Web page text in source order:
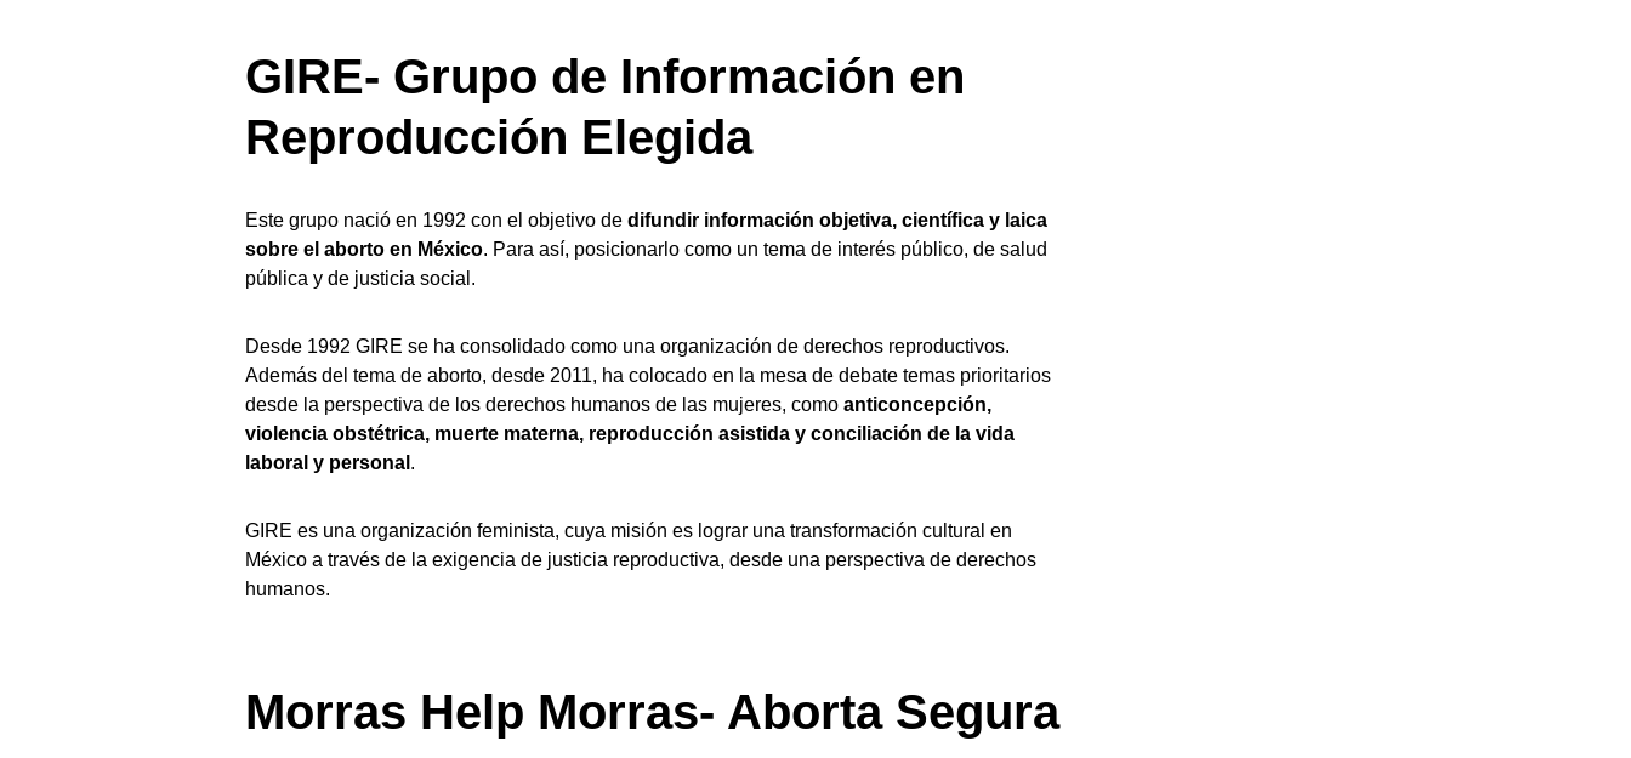
GIRE- Grupo de Información en
Reproducción Elegida
Este grupo nació en 1992 con el objetivo de difundir información objetiva, científica y laica
sobre el aborto en México. Para así, posicionarlo como un tema de interés público, de salud
pública y de justicia social.
Desde 1992 GIRE se ha consolidado como una organización de derechos reproductivos.
Además del tema de aborto, desde 2011, ha colocado en la mesa de debate temas prioritarios
desde la perspectiva de los derechos humanos de las mujeres, como anticoncepción,
violencia obstétrica, muerte materna, reproducción asistida y conciliación de la vida
laboral y personal .
GIRE es una organización feminista, cuya misión es lograr una transformación cultural en
México a través de la exigencia de justicia reproductiva, desde una perspectiva de derechos
humanos.
Morras Help Morras- Aborta Segura